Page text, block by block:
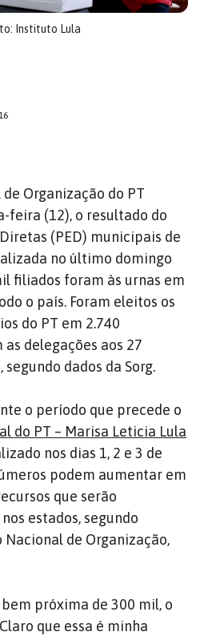
Instituto Lula
Organização do PT
feira (12), o resultado do
(PED) municipais de
no último domingo
filiados foram às urnas em
o país. Foram eleitos os
do PT em 2.740
delegações aos 27
segundo dados da Sorg.
o período que precede o
do PT – Marisa Leticia Lula
nos dias 1, 2 e 3 de
podem aumentar em
que serão
estados, segundo
de Organização,
próxima de 300 mil, o
que essa é minha